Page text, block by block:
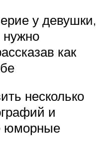
у девушки,
нужно
как
несколько
и
юморные